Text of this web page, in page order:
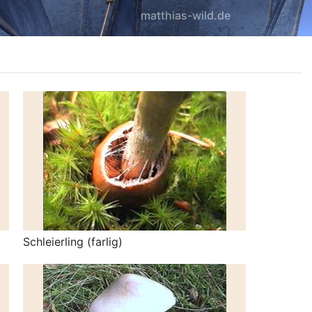
matthias-wild.de
Schleierling (farlig)